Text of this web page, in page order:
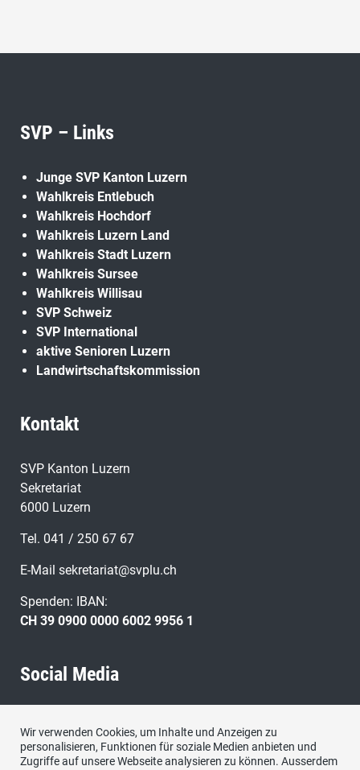
SVP – Links
Junge SVP Kanton Luzern
Wahlkreis Entlebuch
Wahlkreis Hochdorf
Wahlkreis Luzern Land
Wahlkreis Stadt Luzern
Wahlkreis Sursee
Wahlkreis Willisau
SVP Schweiz
SVP International
aktive Senioren Luzern
Landwirtschaftskommission
Kontakt
SVP Kanton Luzern
Sekretariat
6000 Luzern
Tel. 041 / 250 67 67
E-Mail sekretariat@svplu.ch
Spenden: IBAN:
CH 39 0900 0000 6002 9956 1
Social Media
Wir verwenden Cookies, um Inhalte und Anzeigen zu
personalisieren, Funktionen für soziale Medien anbieten und
Zugriffe auf unsere Webseite analysieren zu können. Ausserdem